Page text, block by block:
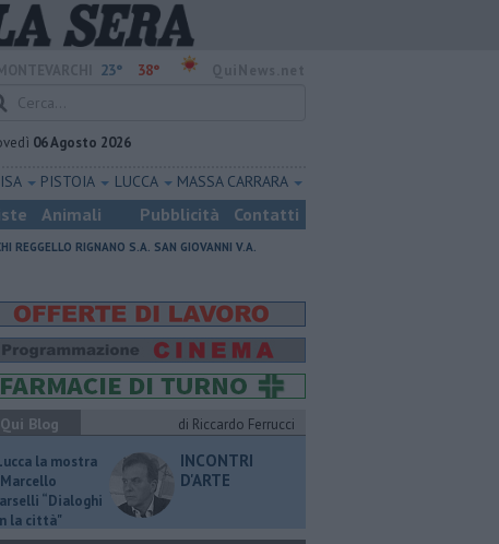
23° 38°
06 Agosto 2026
PISTOIA LUCCA MASSA CARRARA
Animali Pubblicità Contatti
REGGELLO RIGNANO S.A. SAN GIOVANNI V.A.
Qui Blog
di Riccardo Ferrucci
la mostra
“Dialoghi
la città"
INCONTRI
D'ARTE